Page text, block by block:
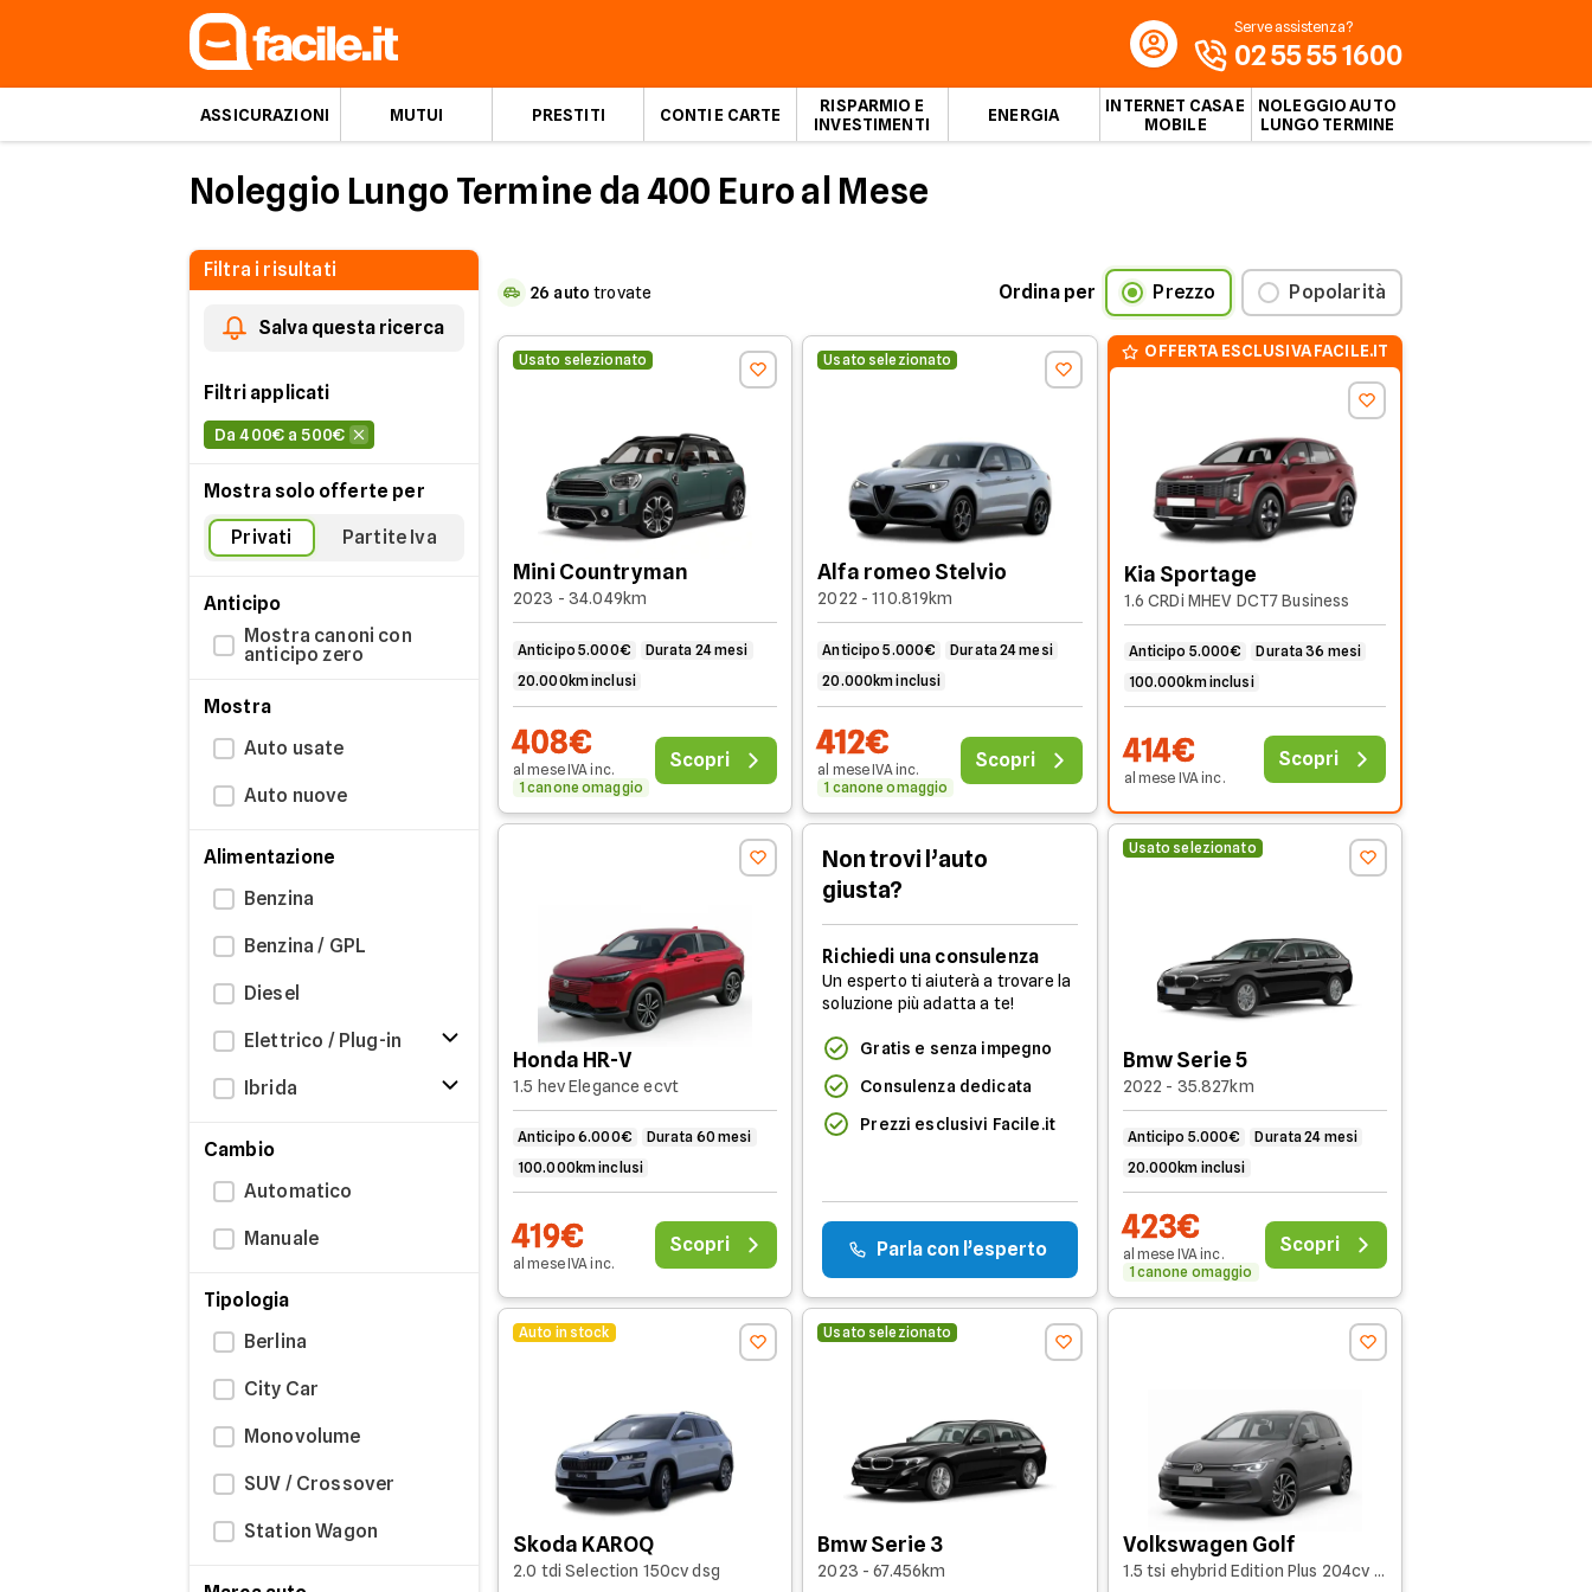
ASSICURAZIONI MUTUI PRESTITI CONTI E CARTE
RISPARMIO E
INVESTIMENTI
ENERGIA
INTERNET CASA E
MOBILE
NOLEGGIO AUTO
LUNGO TERMINE
Serve assistenza?
02 55 55 1600
Noleggio Lungo Termine da 400 Euro al Mese
Filtra i risultati
Salva questa ricerca
Filtri applicati
Da 400€ a 500€
Mostra solo offerte per
Privati Partite Iva
Anticipo
Mostra canoni con
anticipo zero
Mostra
Auto usate
Auto nuove
Alimentazione
Benzina
Benzina / GPL
Diesel
Elettrico / Plug-in
Ibrida
Cambio
Automatico
Manuale
Tipologia
Berlina
City Car
Monovolume
SUV / Crossover
Station Wagon
26 auto trovate Ordina per Prezzo Popolarità
Usato selezionato
Mini Countryman
2023 - 34.049km
Anticipo 5.000€
Durata 24 mesi
20.000km inclusi
408€
al meseIVAinc.
1 canone omaggio
Scopri
Usato selezionato
Alfa romeo Stelvio
2022 - 110.819km
Anticipo 5.000€
Durata 24 mesi
20.000km inclusi
412€
al meseIVAinc.
1 canone omaggio
Scopri
OFFERTA ESCLUSIVA FACILE.IT
Kia Sportage
1.6 CRDi MHEV DCT7 Business
Anticipo 5.000€
Durata 36 mesi
100.000km inclusi
414€
al mese IVAinc.
Scopri
Honda HR-V
1.5 hev Elegance ecvt
Anticipo 6.000€
Durata 60 mesi
100.000km inclusi
419€
al meseIVAinc.
Scopri
Non trovi l’auto
giusta?
Richiedi una consulenza
Un esperto ti aiuterà a trovare la
soluzione più adatta a te!
Gratis e senza impegno
Consulenza dedicata
Prezzi esclusivi Facile.it
Parla con l’esperto
Usato selezionato
Bmw Serie 5
2022 - 35.827km
Anticipo 5.000€
Durata 24 mesi
20.000km inclusi
423€
al mese IVAinc.
1 canone omaggio
Scopri
Auto in stock
Skoda KAROQ
2.0 tdi Selection 150cv dsg
Usato selezionato
Bmw Serie 3
2023 - 67.456km
Volkswagen Golf
1.5 tsi ehybrid Edition Plus 204cv dsg